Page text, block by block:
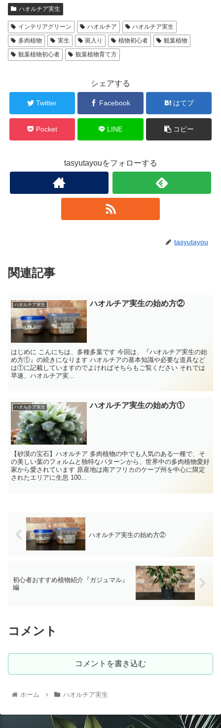
ハオルチア実生
インテリアグリーン ハオルチア
ハオルチア実生
多肉植物
実生 斑入り 植物初心者
観葉植物
観葉植物初心者
観葉植物育て方
シェアする
Twitter Facebook はてブ
Pocket LINE コピー
tasyutayouをフォローする
tasyutayou
関連記事
ハオルチア実生 ハオルチア実生の始め方②
はじめに こんにちは、多種多葉です 今回は、『ハオルチア実生の始
め方①』の続きになります ハオルチアの基本知識や必要な道具など
は①に記載していますのでよければそちらもご覧ください それでは
早速、ハオルチア実...
ハオルチア実生 ハオルチア実生の始め方①
【砂漠の宝石】ハオルチア 多肉植物の中でも人気のある一種で、そ
の美しい葉のフォルムと独特なパターンから、世界中の多肉植物愛好
家から愛されています 原産地は南アフリカのケープ州を中心に限定
されたエリアに生息 100...
ハオルチア実生の始め方②
初心者おすすめ植物紹介『ガジュマル』
編
コメント
コメントを書き込む
ホーム ハオルチア実生